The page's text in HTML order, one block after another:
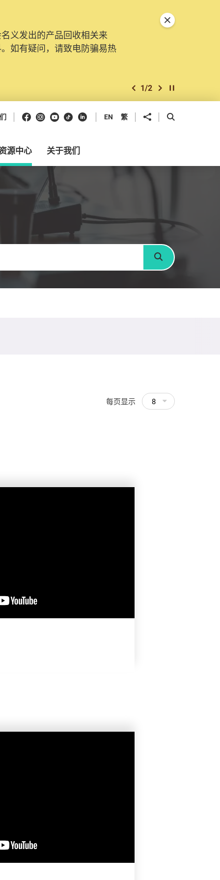
义发出的产品回收相关来
如有疑问，请致电防骗易热
。由2025年11月10日起，
诉、查询及建议。所有提交
上一个
2/2 下一个开始/暂停幻灯
关闭特別通告
Facebook
Instagram
Youtube
抖音领英 EN 繁 分享到 开启搜寻框
源中心 关于我们
搜寻
每页显示 8